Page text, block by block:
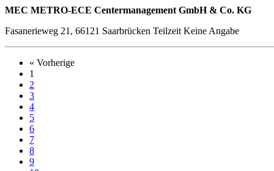
MEC METRO-ECE Centermanagement GmbH & Co. KG
Fasanerieweg 21, 66121 Saarbrücken Teilzeit Keine Angabe
« Vorherige
1
2
3
4
5
6
7
8
9